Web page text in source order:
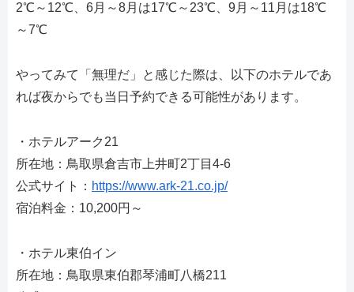
2℃～12℃、6月～8月は17℃～23℃、9月～11月は18℃
～7℃
やってみて「無理だ」と感じた際は、以下のホテルであ
れば夜からでも当日予約できる可能性があります。
・ホテルアーク21
所在地：鳥取県倉吉市上井町2丁目4-6
公式サイト： https://www.ark-21.co.jp/
宿泊料金：10,200円～
・ホテル東伯イン
所在地：鳥取県東伯郡琴浦町八橋211